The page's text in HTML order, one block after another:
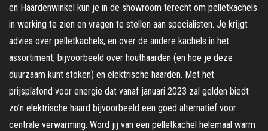
en Haardenwinkel kun je in de showroom terecht om pelletkachels
in werking te zien en vragen te stellen aan specialisten. Je krijgt
advies over pelletkachels, en over de andere kachels in het
assortiment, bijvoorbeeld over houthaarden (en hoe je deze
duurzaam kunt stoken) en elektrische haarden. Met het
prijsplafond voor energie dat vanaf januari 2023 zal gelden biedt
zo’n elektrische haard bijvoorbeeld een goed alternatief voor
centrale verwarming. Word jij van een pelletkachel helemaal warm